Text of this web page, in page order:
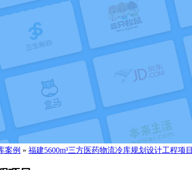
案例 » 福建5600m³三方医药物流冷库规划设计工程项目